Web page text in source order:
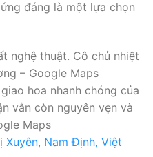
đáng là một lựa chọn
nghệ thuật. Cô chủ nhiệt
– Google Maps
hoa nhanh chóng của
vẫn còn nguyên vẹn và
Maps
Xuyên, Nam Định, Việt